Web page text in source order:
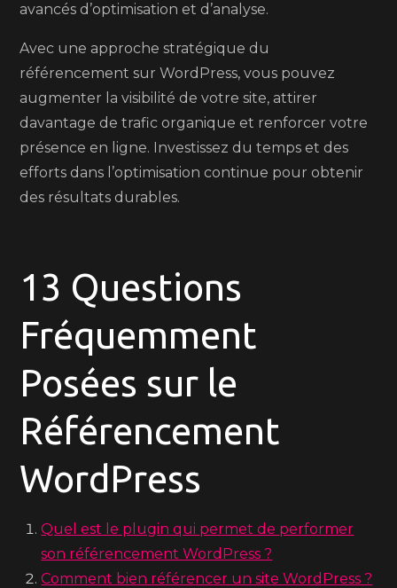
avancés d’optimisation et d’analyse.
Avec une approche stratégique du
référencement sur WordPress, vous pouvez
augmenter la visibilité de votre site, attirer
davantage de trafic organique et renforcer votre
présence en ligne. Investissez du temps et des
efforts dans l’optimisation continue pour obtenir
des résultats durables.
13 Questions
Fréquemment
Posées sur le
Référencement
WordPress
Quel est le plugin qui permet de performer
son référencement WordPress ?
Comment bien référencer un site WordPress ?